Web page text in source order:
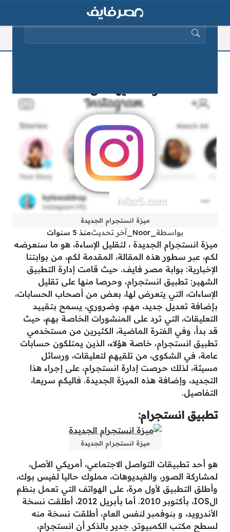
ميزة انستجرام الجديدة
بواسطة آخر تحديثمنذ 5 سنوات
ميزة انستجرام الجديدة ، لتقليل الإساءة، هو ما سنعرضه
لكم، عبر سطور هذه المقالة، المقدمة لكم، من بوابتنا
الإخبارية: بوابة مصر فايف. حيث قامت إدارة التطبيق
الشهير: تطبيق انستجرام، وحرصا منها على تقليل
الإساءات، التي يتعرض لها، بعض من أصحاب الحسابات،
بإضافة تعديل جديد، مهم، وضروري، يسمح بتقييد
التعليقات، التي ترد على المنشورات الخاصة بهم، حيث
قد بدأ، وفي الفترة الماضية، الكثيرين من مستخدمي
تطبيق انستجرام، خاصة هؤلاء، الذين يمتلكون حسابات
عامة، في الشكوى، من تلقيهم لتعليقات، ورسائل
مسيئة، لذلك حرصت إدارة انستجرام، على إجراء هذا
التجديد، وإضافة هذه الميزة الجديدة. فاليكم سريعا،
التفاصيل.
تطبيق انستجرام:
ميزة انستجرام الجديدة
هو أحد تطبيقات التواصل الاجتماعي، أمريكي الأصل،
لمشاركة الصور، والفيديوهات، مملوك حاليا لفيس بوك،
وأطلق التطبيق لأول مرة، على الهواتف التي تعمل بنظم
الIOS، بأكتوبر 2010. أما بأبريل 2012، أطلقت نسخة
الأندرويد، و بنوفمبر لنفس العام، أطلقت نسخة منه
لسطح مكتب الكمبيوتر. جدير بالذكر أن انستجرام،
البحث عن: